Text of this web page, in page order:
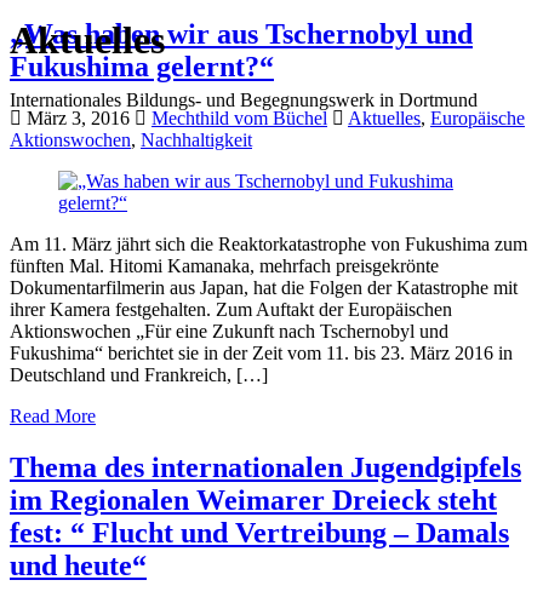
Aktuelles
Internationales Bildungs- und Begegnungswerk in Dortmund
„Was haben wir aus Tschernobyl und
Fukushima gelernt?“
März 3, 2016 Mechthild vom Büchel Aktuelles, Europäische
Aktionswochen, Nachhaltigkeit
Am 11. März jährt sich die Reaktorkatastrophe von Fukushima zum
fünften Mal. Hitomi Kamanaka, mehrfach preisgekrönte
Dokumentarfilmerin aus Japan, hat die Folgen der Katastrophe mit
ihrer Kamera festgehalten. Zum Auftakt der Europäischen
Aktionswochen „Für eine Zukunft nach Tschernobyl und
Fukushima“ berichtet sie in der Zeit vom 11. bis 23. März 2016 in
Deutschland und Frankreich, […]
Read More
Thema des internationalen Jugendgipfels
im Regionalen Weimarer Dreieck steht
fest: “ Flucht und Vertreibung – Damals
und heute“